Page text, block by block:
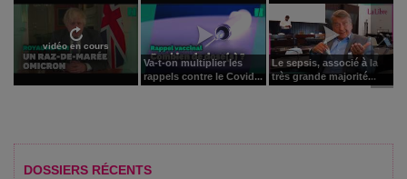
vidéo en cours
Va-t-on multiplier les
rappels contre le Covid...
Le sepsis, associé à la
très grande majorité...
DOSSIERS RÉCENTS